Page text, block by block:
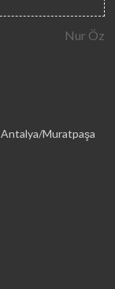
Nur Öz
Antalya/Muratpaşa